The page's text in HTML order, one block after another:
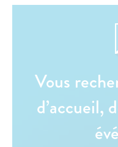
Vous
d’accueil,